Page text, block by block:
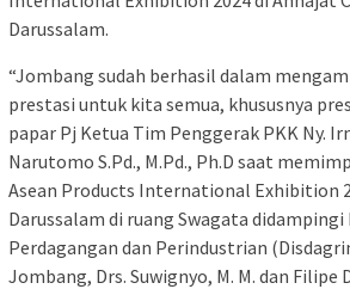
Darussalam.
“Jombang sudah berhasil dalam
prestasi untuk kita semua, khususnya
papar Pj Ketua Tim Penggerak PKK Ny.
Narutomo S.Pd., M.Pd., Ph.D saat
Asean Products International Exhibition
Darussalam di ruang Swagata didampingi
Perdagangan dan Perindustrian
Jombang, Drs. Suwignyo, M. M. dan Filipe